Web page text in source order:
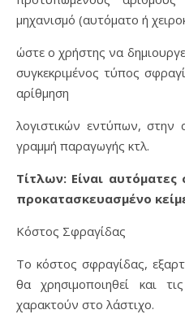
μηχανισμό (αυτόματο ή
ώστε ο χρήστης να
συγκεκριμένος τύπος
αρίθμηση
λογιστικών εντύπων, στην
γραμμή παραγωγής κτλ.
Τίτλων: Είναι
προκατασκευασμένο
Κόστος Σφραγίδας
Το κόστος σφραγίδας,
θα χρησιμοποιηθεί και
χαρακτούν στο λάστιχο.